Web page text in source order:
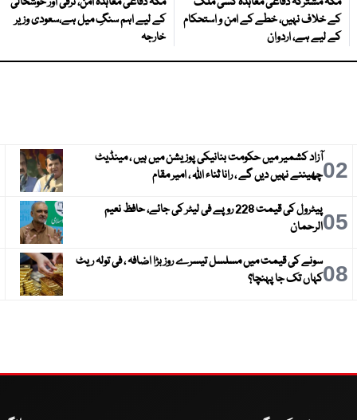
کے خلاف نہیں، خطے کے امن و استحکام
کے لیے ہے، اردوان
کے لیے اہم سنگِ میل ہے،سعودی وزیر
خارجہ
02آزاد کشمیر میں حکومت بنانیکی پوزیشن میں ہیں ، مینڈیٹ
چھیننے نہیں دیں گے ، رانا ثناء اللہ ، امیر مقام
05
پیٹرول کی قیمت 228 روپے فی لیٹر کی جائے، حافظ نعیم
الرحمان
08سونے کی قیمت میں مسلسل تیسرے روز بڑا اضافہ ، فی تولہ ریٹ
کہاں تک جا پہنچا؟